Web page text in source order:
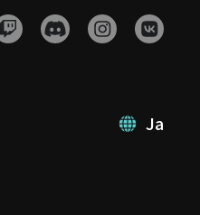
Ja